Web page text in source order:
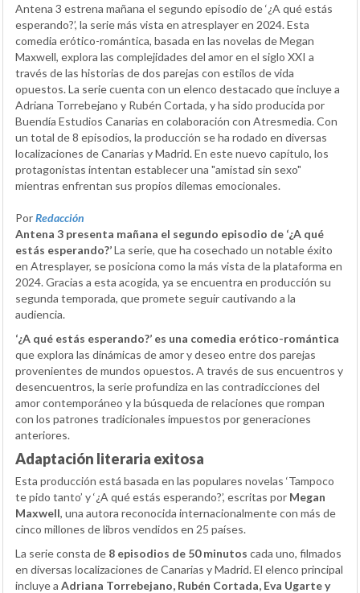
Antena 3 estrena mañana el segundo episodio de ‘¿A qué estás
esperando?’, la serie más vista en atresplayer en 2024. Esta
comedia erótico-romántica, basada en las novelas de Megan
Maxwell, explora las complejidades del amor en el siglo XXI a
través de las historias de dos parejas con estilos de vida
opuestos. La serie cuenta con un elenco destacado que incluye a
Adriana Torrebejano y Rubén Cortada, y ha sido producida por
Buendía Estudios Canarias en colaboración con Atresmedia. Con
un total de 8 episodios, la producción se ha rodado en diversas
localizaciones de Canarias y Madrid. En este nuevo capítulo, los
protagonistas intentan establecer una "amistad sin sexo"
mientras enfrentan sus propios dilemas emocionales.
PorRedacción
Antena 3 presenta mañana el segundo episodio de ‘¿A qué
estás esperando?’La serie, que ha cosechado un notable éxito
en Atresplayer, se posiciona como la más vista de la plataforma en
2024. Gracias a esta acogida, ya se encuentra en producción su
segunda temporada, que promete seguir cautivando a la
audiencia.
‘¿A qué estás esperando?’ es una comedia erótico-romántica
que explora las dinámicas de amor y deseo entre dos parejas
provenientes de mundos opuestos. A través de sus encuentros y
desencuentros, la serie profundiza en las contradicciones del
amor contemporáneo y la búsqueda de relaciones que rompan
con los patrones tradicionales impuestos por generaciones
anteriores.
Adaptación literaria exitosa
Esta producción está basada en las populares novelas ‘Tampoco
te pido tanto’ y ‘¿A qué estás esperando?’, escritas por Megan
Maxwell, una autora reconocida internacionalmente con más de
cinco millones de libros vendidos en 25 países.
La serie consta de 8 episodios de 50 minutos cada uno, filmados
en diversas localizaciones de Canarias y Madrid. El elenco principal
incluye a Adriana Torrebejano, Rubén Cortada, Eva Ugarte y